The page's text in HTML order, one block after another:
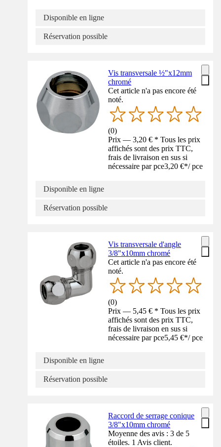
Disponible en ligne
Réservation possible
Vis transversale ½"x12mm
chromé
Cet article n'a pas encore été
noté.
(0)
Prix — 3,20 € * Tous les prix
affichés sont des prix TTC,
frais de livraison en sus si
nécessaire par pce3,20 €*/ pce
Disponible en ligne
Réservation possible
Vis transversale d'angle
3/8"x10mm chromé
Cet article n'a pas encore été
noté.
(0)
Prix — 5,45 € * Tous les prix
affichés sont des prix TTC,
frais de livraison en sus si
nécessaire par pce5,45 €*/ pce
Disponible en ligne
Réservation possible
Raccord de serrage conique
3/8"x10mm chromé
Moyenne des avis : 3 de 5
étoiles. 1 Avis client.